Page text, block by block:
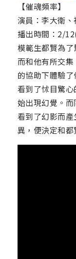
【催魂頻率】
演員：李大衛
播出時間：2/
模範生都賢為了
而和他有所交
的協助下體驗
看到了怵目驚
始出現幻覺。
看到了幻影而
異，便決定和